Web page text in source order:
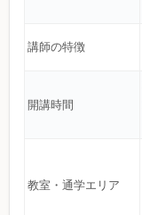
講師の特徴
開講時間
教室・通学エリア